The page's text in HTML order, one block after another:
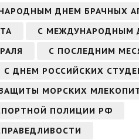
ДНЕМ БРАЧНЫХ
С МЕЖДУНАРОДНЫМ
С ПОСЛЕДНИМ
С ДНЕМ РОССИЙСКИХ
МОРСКИХ
ПОЛИЦИИ РФ